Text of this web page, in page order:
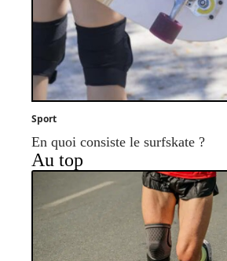
Sport
En quoi consiste le surfskate ?
Au top